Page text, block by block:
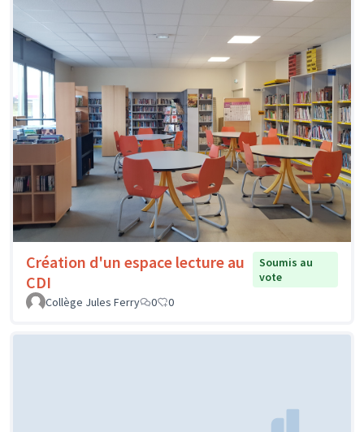
Création d'un espace lecture au
CDI
Soumis au
vote
Collège Jules Ferry
0 0